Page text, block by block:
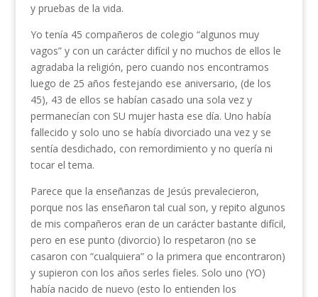
y pruebas de la vida.
Yo tenía 45 compañeros de colegio “algunos muy
vagos” y con un carácter difícil y no muchos de ellos le
agradaba la religión, pero cuando nos encontramos
luego de 25 años festejando ese aniversario, (de los
45), 43 de ellos se habían casado una sola vez y
permanecían con SU mujer hasta ese día. Uno había
fallecido y solo uno se había divorciado una vez y se
sentía desdichado, con remordimiento y no quería ni
tocar el tema.
Parece que la enseñanzas de Jesús prevalecieron,
porque nos las enseñaron tal cual son, y repito algunos
de mis compañeros eran de un carácter bastante difícil,
pero en ese punto (divorcio) lo respetaron (no se
casaron con “cualquiera” o la primera que encontraron)
y supieron con los años serles fieles. Solo uno (YO)
había nacido de nuevo (esto lo entienden los